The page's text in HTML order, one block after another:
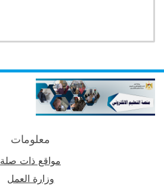
معلومات
مواقع ذات صلة
وزارة العمل